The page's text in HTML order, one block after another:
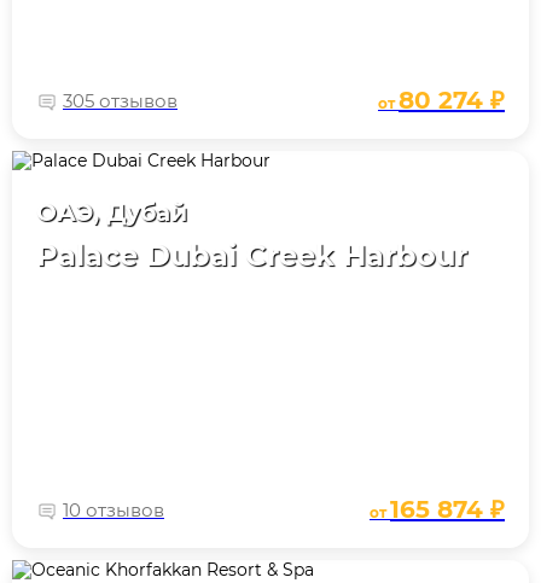
305 отзывов от80 274 ₽
ОАЭ, Дубай
Palace Dubai Creek Harbour
10 отзывов от165 874 ₽